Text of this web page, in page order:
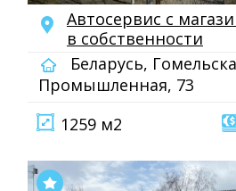
Автосервис с
в собственности
Беларусь,
Промышленная, 73
1259 м2